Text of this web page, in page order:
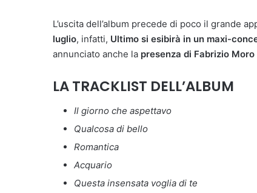
L’uscita dell’album precede di poco il grande
luglio, infatti, Ultimo si esibirà in un maxi-
annunciato anche la presenza di Fabrizio Moro
LA TRACKLIST DELL’ALBUM
Il giorno che aspettavo
Qualcosa di bello
Romantica
Acquario
Questa insensata voglia di te